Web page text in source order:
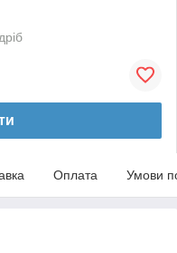
Оплата Умови